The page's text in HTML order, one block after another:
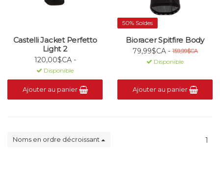
Castelli Jacket Perfetto
Light 2
120,00$CA -
Disponible
Ajouter au panier
50% Soldes
Bioracer Spitfire Body
79,99$CA - 159,99$CA
Disponible
Ajouter au panier
Noms en ordre décroissant 1